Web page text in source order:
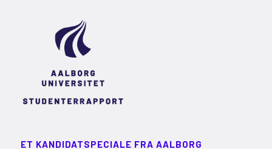
ET KANDIDATSPECIALE FRA AALBORG